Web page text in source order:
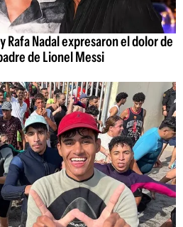
Rafa Nadal expresaron el dolor de
de Lionel Messi